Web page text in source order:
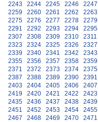
2243
2244 2245 2246 2247
2259
2260 2261 2262 2263
2275
2276 2277 2278 2279
2291
2292 2293 2294 2295
2307
2308 2309 2310 2311
2323
2324 2325 2326 2327
2339
2340 2341 2342 2343
2355
2356 2357 2358 2359
2371
2372 2373 2374 2375
2387
2388 2389 2390 2391
2403
2404 2405 2406 2407
2419
2420 2421 2422 2423
2435
2436 2437 2438 2439
2451
2452 2453 2454 2455
2467
2468 2469 2470 2471